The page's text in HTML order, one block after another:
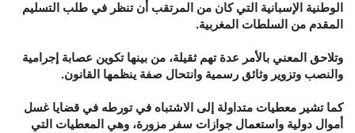
الوطنية الإسبانية التي كان من المرتقب أن تنظر في طلب التسليم
المقدم من السلطات المغربية.
وتلاحق المعني بالأمر عدة تهم ثقيلة، من بينها تكوين عصابة إجرامية
والنصب وتزوير وثائق رسمية وانتحال صفة ينظمها القانون.
كما تشير معطيات متداولة إلى الاشتباه في تورطه في قضايا غسل
أموال دولية واستعمال جوازات سفر مزورة، وهي المعطيات التي